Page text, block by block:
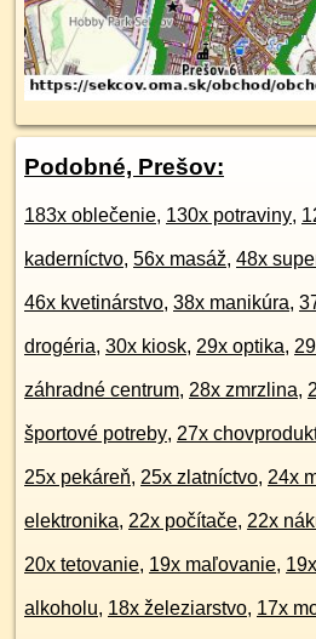
Podobné, Prešov:
183x oblečenie, 130x potraviny,
kaderníctvo, 56x masáž, 48x
46x kvetinárstvo, 38x manikúra,
drogéria, 30x kiosk, 29x optika,
záhradné centrum, 28x zmrzlina,
športové potreby, 27x
25x pekáreň, 25x zlatníctvo, 24x
elektronika, 22x počítače, 22x
20x tetovanie, 19x maľovanie,
alkoholu, 18x železiarstvo, 17x